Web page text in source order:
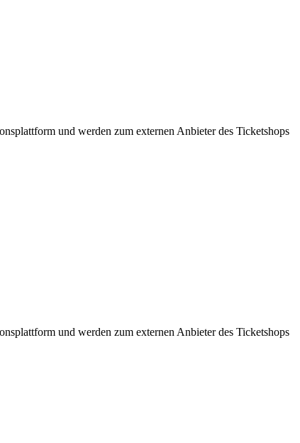
und werden zum externen Anbieter des Ticketshops
und werden zum externen Anbieter des Ticketshops